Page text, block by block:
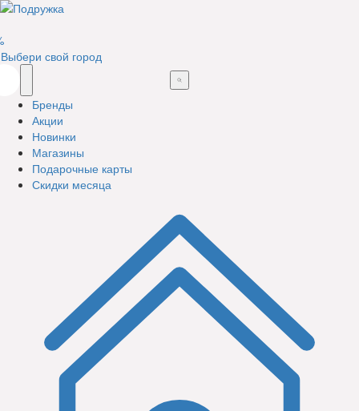
Выбери свой город
Бренды
Акции
Новинки
Магазины
Подарочные карты
Скидки месяца